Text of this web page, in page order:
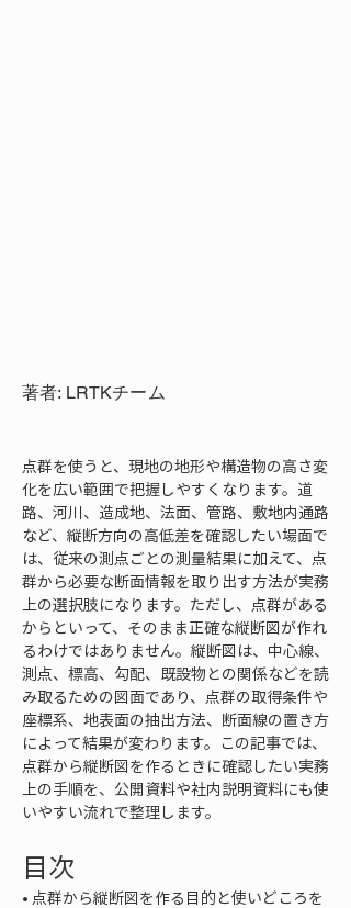
著者: LRTKチーム
点群を使うと、現地の地形や構造物の高さ変
化を広い範囲で把握しやすくなります。道
路、河川、造成地、法面、管路、敷地内通路
など、縦断方向の高低差を確認したい場面で
は、従来の測点ごとの測量結果に加えて、点
群から必要な断面情報を取り出す方法が実務
上の選択肢になります。ただし、点群がある
からといって、そのまま正確な縦断図が作れ
るわけではありません。縦断図は、中心線、
測点、標高、勾配、既設物との関係などを読
み取るための図面であり、点群の取得条件や
座標系、地表面の抽出方法、断面線の置き方
によって結果が変わります。この記事では、
点群から縦断図を作るときに確認したい実務
上の手順を、公開資料や社内説明資料にも使
いやすい流れで整理します。
目次
• 点群から縦断図を作る目的と使いどころを